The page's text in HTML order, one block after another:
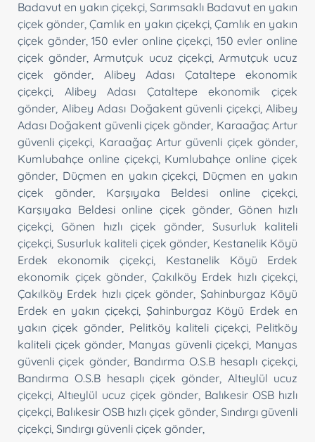
Badavut en yakın çiçekçi Sarımsaklı Badavut en yakın
çiçek gönder ,Çamlık en yakın çiçekçi, Çamlık en yakın
çiçek gönder,150 evler online çiçekçi 150 evler online
çiçek gönder ,Armutçuk ucuz çiçekçi, Armutçuk ucuz
çiçek gönder
Alibey Adası Çataltepe ekonomik
çiçekçi
Alibey Adası Çataltepe ekonomik çiçek
gönder Alibey Adası Doğakent güvenli çiçekçi, Alibey
Adası Doğakent güvenli çiçek gönder Karaağaç Artur
güvenli çiçekçi Karaağaç Artur güvenli çiçek gönder
Kumlubahçe online çiçekçi, Kumlubahçe online çiçek
gönder Düçmen en yakın çiçekçi Düçmen en yakın
çiçek gönder, Karşıyaka Beldesi online çiçekçi
Karşıyaka Beldesi online çiçek gönder, Gönen hızlı
çiçekçi ,Gönen hızlı çiçek gönder
Susurluk kaliteli
çiçekçi Susurluk kaliteli çiçek gönder Kestanelik Köyü
Erdek ekonomik çiçekçi
Kestanelik Köyü Erdek
ekonomik çiçek gönder Çakılköy Erdek hızlı çiçekçi
Çakılköy Erdek hızlı çiçek gönder Şahinburgaz Köyü
Erdek en yakın çiçekçi Şahinburgaz Köyü Erdek en
yakın çiçek gönder, Pelitköy kaliteli çiçekçi Pelitköy
kaliteli çiçek gönder Manyas güvenli çiçekçi Manyas
güvenli çiçek gönder, Bandırma O.S.B hesaplı çiçekçi
Bandırma O.S.B hesaplı çiçek gönder Altıeylül ucuz
çiçekçi Altıeylül ucuz çiçek gönder Balıkesir OSB hızlı
çiçekçi Balıkesir OSB hızlı çiçek gönder Sındırgı güvenli
çiçekçi Sındırgı güvenli çiçek gönder